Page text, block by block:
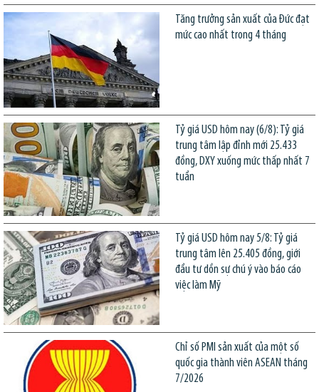
Tăng trưởng sản xuất của Đức đạt
mức cao nhất trong 4 tháng
Tỷ giá USD hôm nay (6/8): Tỷ giá
trung tâm lập đỉnh mới 25.433
đồng, DXY xuống mức thấp nhất 7
tuần
Tỷ giá USD hôm nay 5/8: Tỷ giá
trung tâm lên 25.405 đồng, giới
đầu tư dồn sự chú ý vào báo cáo
việc làm Mỹ
Chỉ số PMI sản xuất của một số
quốc gia thành viên ASEAN tháng
7/2026